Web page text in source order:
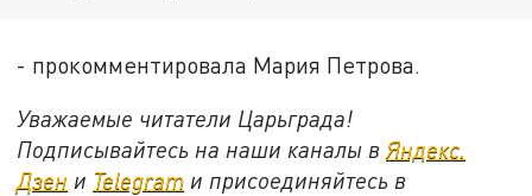
- прокомментировала Мария Петрова.
Уважаемые читатели Царьграда!
Подписывайтесь на наши каналы вЯндекс.
Дзен и Telegram и присоединяйтесь в